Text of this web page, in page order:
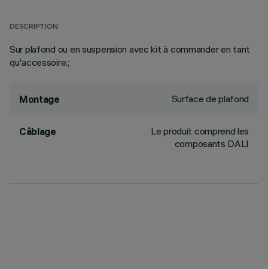
DESCRIPTION
Sur plafond ou en suspension avec kit à commander en tant
qu'accessoire.;
Montage Surface de plafond
Câblage
Le produit comprend les
composants DALI